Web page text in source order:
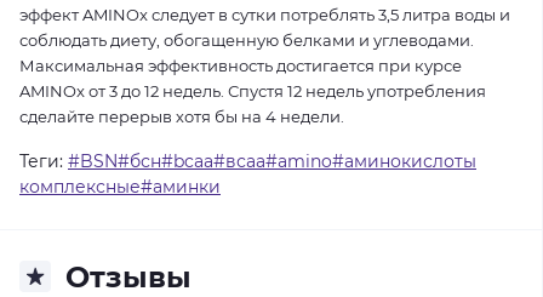
эффект AMINOx следует в сутки потреблять 3,5 литра воды и
соблюдать диету, обогащенную белками и углеводами.
Максимальная эффективность достигается при курсе
AMINOx от 3 до 12 недель. Спустя 12 недель употребления
сделайте перерыв хотя бы на 4 недели.
Теги: #BSN#бсн#bcaa#всаа#amino#аминокислоты
комплексные#аминки
Отзывы